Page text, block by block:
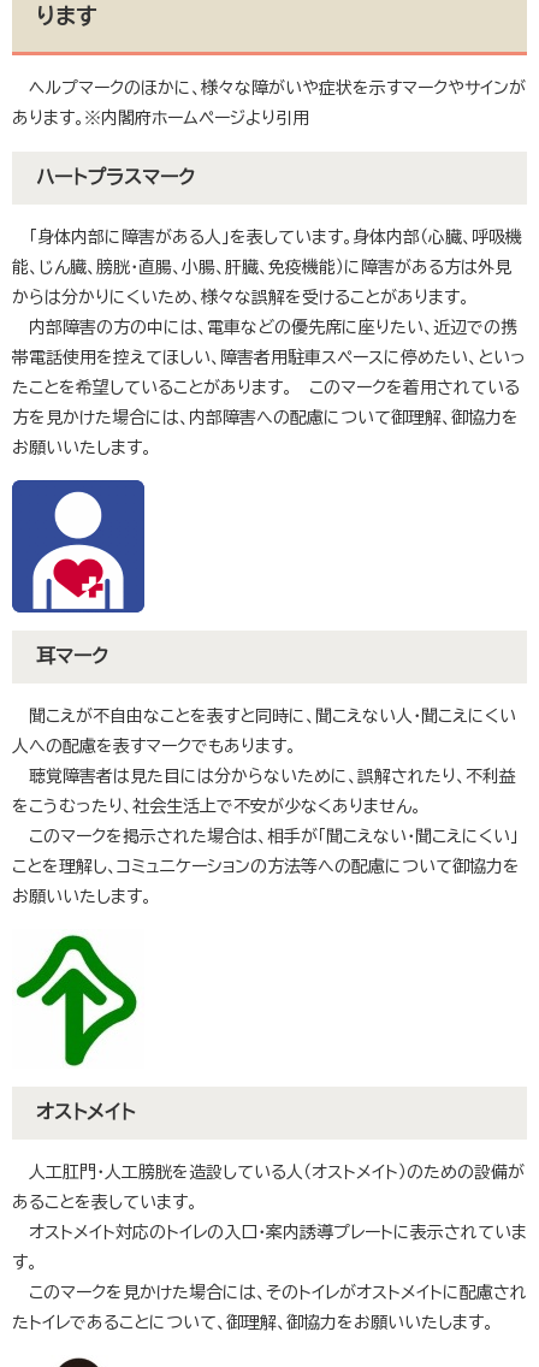
ります
ヘルプマークのほかに、様々な障がいや症状を示すマークやサインが
あります。※内閣府ホームページより引用
ハートプラスマーク
「身体内部に障害がある人」を表しています。身体内部（心臓、呼吸機
能、じん臓、膀胱・直腸、小腸、肝臓、免疫機能）に障害がある方は外見
からは分かりにくいため、様々な誤解を受けることがあります。
内部障害の方の中には、電車などの優先席に座りたい、近辺での携
帯電話使用を控えてほしい、障害者用駐車スペースに停めたい、といっ
たことを希望していることがあります。 このマークを着用されている
方を見かけた場合には、内部障害への配慮について御理解、御協力を
お願いいたします。
耳マーク
聞こえが不自由なことを表すと同時に、聞こえない人・聞こえにくい
人への配慮を表すマークでもあります。
聴覚障害者は見た目には分からないために、誤解されたり、不利益
をこうむったり、社会生活上で不安が少なくありません。
このマークを掲示された場合は、相手が「聞こえない・聞こえにくい」
ことを理解し、コミュニケーションの方法等への配慮について御協力を
お願いいたします。
オストメイト
人工肛門・人工膀胱を造設している人（オストメイト）のための設備が
あることを表しています。
オストメイト対応のトイレの入口・案内誘導プレートに表示されていま
す。
このマークを見かけた場合には、そのトイレがオストメイトに配慮され
たトイレであることについて、御理解、御協力をお願いいたします。